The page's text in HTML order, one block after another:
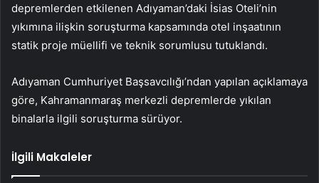
depremlerden etkilenen Adıyaman’daki İsias Oteli’nin
yıkımına ilişkin soruşturma kapsamında otel inşaatının
statik proje müellifi ve teknik sorumlusu tutuklandı.
Adıyaman Cumhuriyet Başsavcılığı’ndan yapılan açıklamaya
göre, Kahramanmaraş merkezli depremlerde yıkılan
binalarla ilgili soruşturma sürüyor.
İlgili Makaleler